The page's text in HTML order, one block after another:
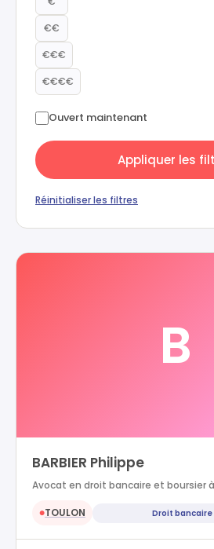
€€
€€€
€€€€
Ouvert maintenant
Appliquer les
Réinitialiser les filtres
B
BARBIER Philippe
Avocat en droit bancaire et boursier
●TOULON Droit